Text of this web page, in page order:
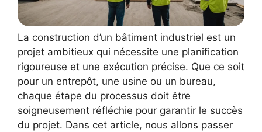
La construction d’un bâtiment industriel est un
projet ambitieux qui nécessite une planification
rigoureuse et une exécution précise. Que ce soit
pour un entrepôt, une usine ou un bureau,
chaque étape du processus doit être
soigneusement réfléchie pour garantir le succès
du projet. Dans cet article, nous allons passer